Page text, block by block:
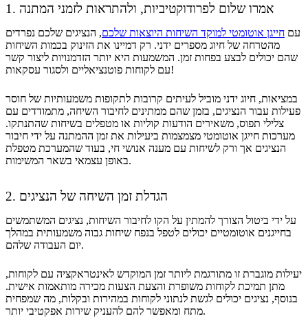
1. אמרו שלום לפרודוקטיביות, ולהתראות לזמני המתנה
עם חייגן אוטומטי למוקד השיחות היוצאות שלכם, הנציגים שלכם נפרדים
מהטרחה של חיוג מספרים ידני. רק דמיינו את הזינוק בכמות השיחות
שהם יכולים לבצע בפחות זמן. המשמעות היא יותר הזדמנויות ליצור קשר
עם לקוחות פוטנציאליים ולסגור עסקאות!
במציאות, חיוג ידני מוביל לעיתים קרובות לתקופות משמעותיות של חוסר
פעילות עבור הנציגים, בזמן שהם ממתינים לחיבור השיחה, מתמודדים עם
צלילי תפוס, משאירים הודעות קוליות או מטפלים בשיחות שהתנתקו.
מערכות חייגן אוטומטי מצמצמות ביעילות את זמן ההמתנה על ידי חיבור
הנציגים אך ורק לשיחות עם מענה אנושי חי, בעוד שהמערכת מטפלת
באופן עצמאי בשאר המשימות.
2. הגדלת זמן השיחה של הנציגים
על ידי ביטול הצורך להמתין על הקו לחיבור השיחות, נציגים המשתמשים
בחייגנים אוטומטיים יכולים לטפל בנפח שיחות גבוה משמעותית במהלך
יום העבודה שלהם.
יעילות מוגברת זו מתורגמת ליותר זמן המוקדש לאינטראקציה עם לקוחות,
מתן תמיכת לקוחות משופרת והצעת הצעות מכירה מותאמות אישית.
בנוסף, נציגים יכולים לגשת לנתוני לקוחות במהירות ובקלות, מה שמפחית
מתח ומאפשר להם להעניק שירות אפקטיבי יותר.